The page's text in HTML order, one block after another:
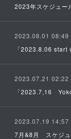
2023年スケジュー
2023.08.01 08:49
「2023.8.06 start
2023.07.21 02:22
「2023.7,16
2023.07.19 14:57
7月&8月 スケジュ